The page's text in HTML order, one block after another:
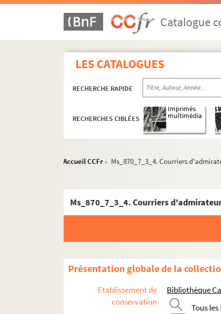
Catalogue
LES CATALOGUES
RECHERCHE RAPIDE
RECHERCHES CIBLÉES
Imprimés
multimédia
Accueil CCFr > Ms_870_7_3_4. Courriers
Ms_870_7_3_4. Courriers
Présentation globale de la
Etablissement de
conservation
Bibliothèque
Tous